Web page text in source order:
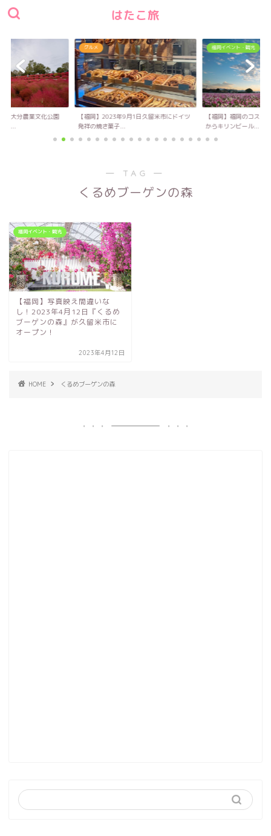
はたこ旅
！大分農業文化公園
キ...
グルメ
【福岡】2023年9月1日久留米市にドイツ
発祥の焼き菓子...
福岡イベント・観光
【福岡】福岡のコスモ
からキリンビール...
― TAG ―
くるめブーゲンの森
福岡イベント・観光
【福岡】写真映え間違いな
し！2023年4月12日『くるめ
ブーゲンの森』が久留米市に
オープン！
2023年4月12日
HOME くるめブーゲンの森